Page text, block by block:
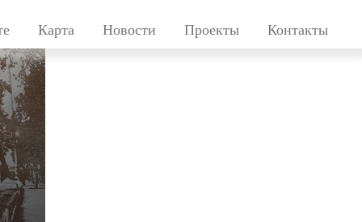
Карта Новости Проекты Контакты